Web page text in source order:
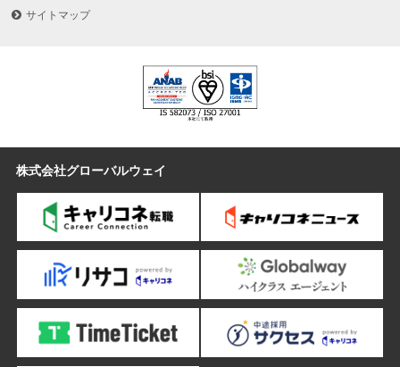
サイトマップ
株式会社グローバルウェイ